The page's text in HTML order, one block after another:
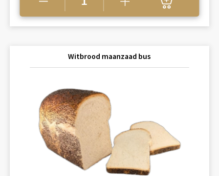
Witbrood maanzaad bus